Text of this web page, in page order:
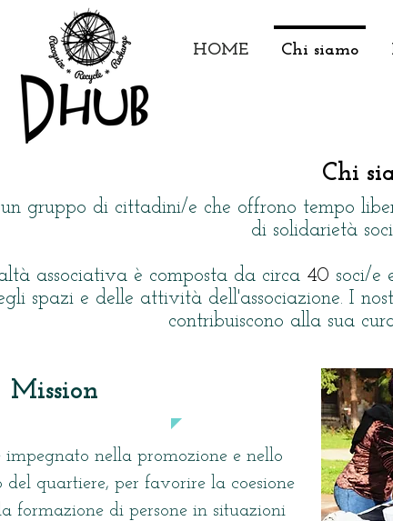
HOME Chi siamo
Chi
gruppo di cittadini/e che offrono tempo
di solidarietà
associativa è composta da circa 40 soci/e
spazi e delle attività dell'associazione. I
contribuiscono alla sua
Mission
impegnato nella promozione e nello
del quartiere, per favorire la coesione
formazione di persone in situazioni